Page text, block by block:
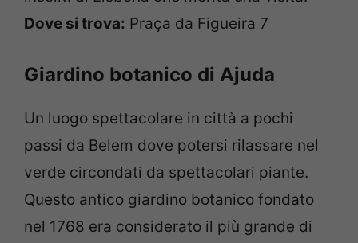
Dove si trova: Praça da Figueira 7
Giardino botanico di Ajuda
Un luogo spettacolare in città a pochi
passi da Belem dove potersi rilassare nel
verde circondati da spettacolari piante.
Questo antico giardino botanico fondato
nel 1768 era considerato il più grande di